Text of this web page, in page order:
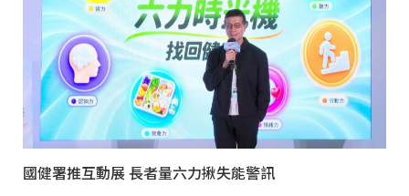
國健署推互動展 長者量六力揪失能警訊